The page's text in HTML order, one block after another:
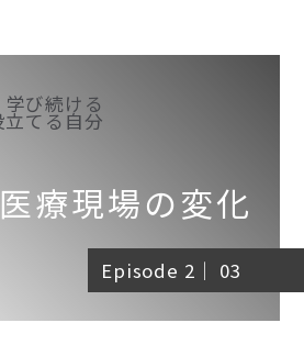
Episode 2｜ 03
医療現場の変化